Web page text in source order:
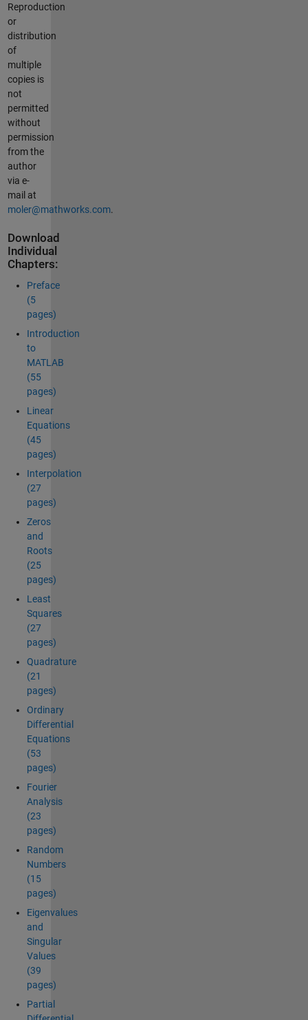
Reproduction
or
distribution
of
multiple
copies is
not
permitted
without
permission
from the
author
via e-
mail at
moler@mathworks.com.
Download
Individual
Chapters:
Preface
(5
pages)
Introduction
to
MATLAB
(55
pages)
Linear
Equations
(45
pages)
Interpolation
(27
pages)
Zeros
and
Roots
(25
pages)
Least
Squares
(27
pages)
Quadrature
(21
pages)
Ordinary
Differential
Equations
(53
pages)
Fourier
Analysis
(23
pages)
Random
Numbers
(15
pages)
Eigenvalues
and
Singular
Values
(39
pages)
Partial